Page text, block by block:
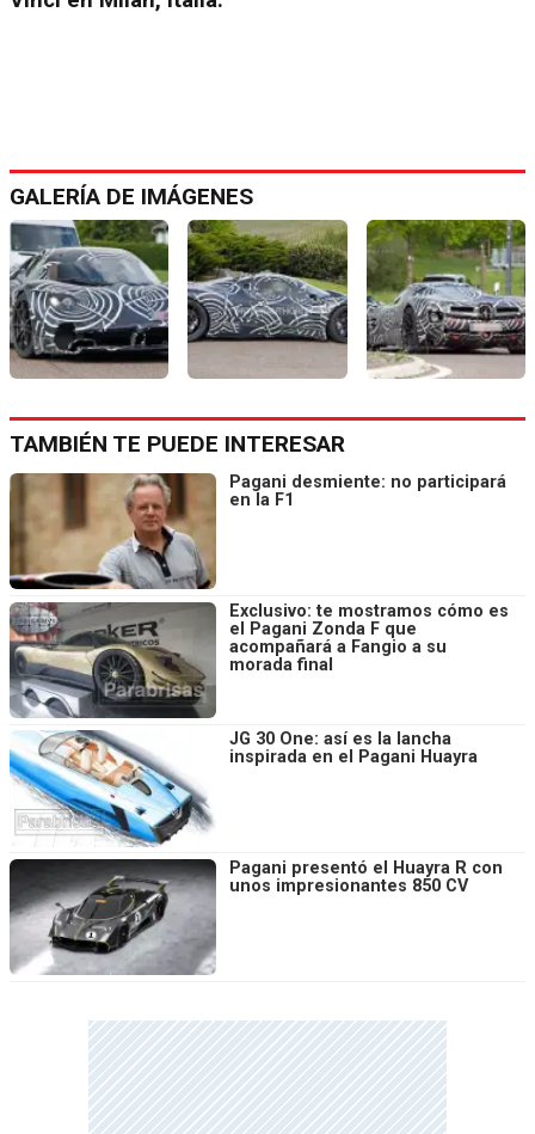
GALERÍA DE IMÁGENES
TAMBIÉN TE PUEDE INTERESAR
Pagani desmiente: no participará
en la F1
Exclusivo: te mostramos cómo es
el Pagani Zonda F que
acompañará a Fangio a su
morada final
JG 30 One: así es la lancha
inspirada en el Pagani Huayra
Pagani presentó el Huayra R con
unos impresionantes 850 CV